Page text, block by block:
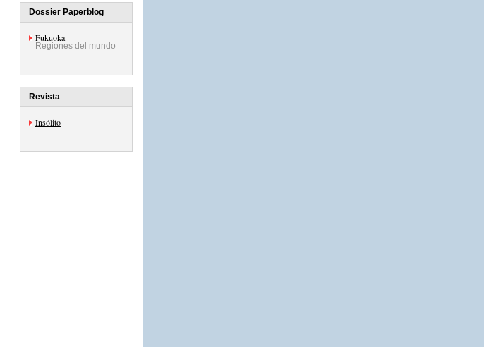
Dossier Paperblog
Fukuoka
Regiones del mundo
Revista
Insólito